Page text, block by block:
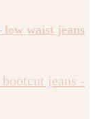
waist jeans